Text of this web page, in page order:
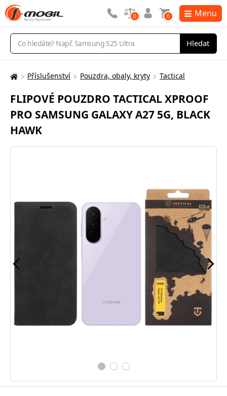
Vyhledávání
Hledat
0 0 Menu
Zde
nacházíte:
Příslušenství Pouzdra, obaly, kryty Tactical
FLIPOVÉ POUZDRO TACTICAL XPROOF
PRO SAMSUNG GALAXY A27 5G, BLACK
HAWK